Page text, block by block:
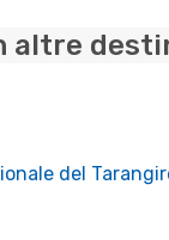
altre
del